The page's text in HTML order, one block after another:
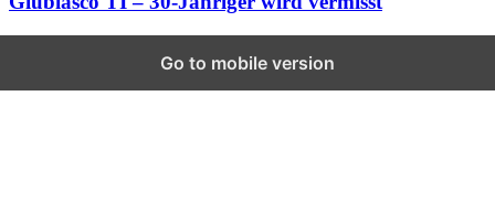
Go to mobile version